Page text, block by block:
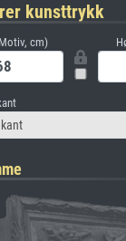
kunsttrykk
cm)